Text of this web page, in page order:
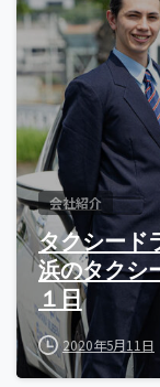
会社紹介
タクシード
浜のタクシ
１日
2020年5月11日